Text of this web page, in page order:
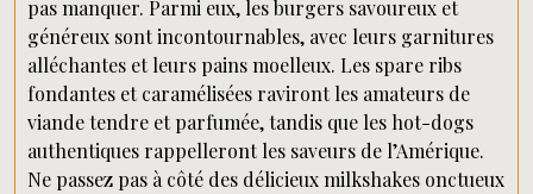
pas manquer. Parmi eux, les burgers savoureux et
généreux sont incontournables, avec leurs garnitures
alléchantes et leurs pains moelleux. Les spare ribs
fondantes et caramélisées raviront les amateurs de
viande tendre et parfumée, tandis que les hot-dogs
authentiques rappelleront les saveurs de l’Amérique.
Ne passez pas à côté des délicieux milkshakes onctueux